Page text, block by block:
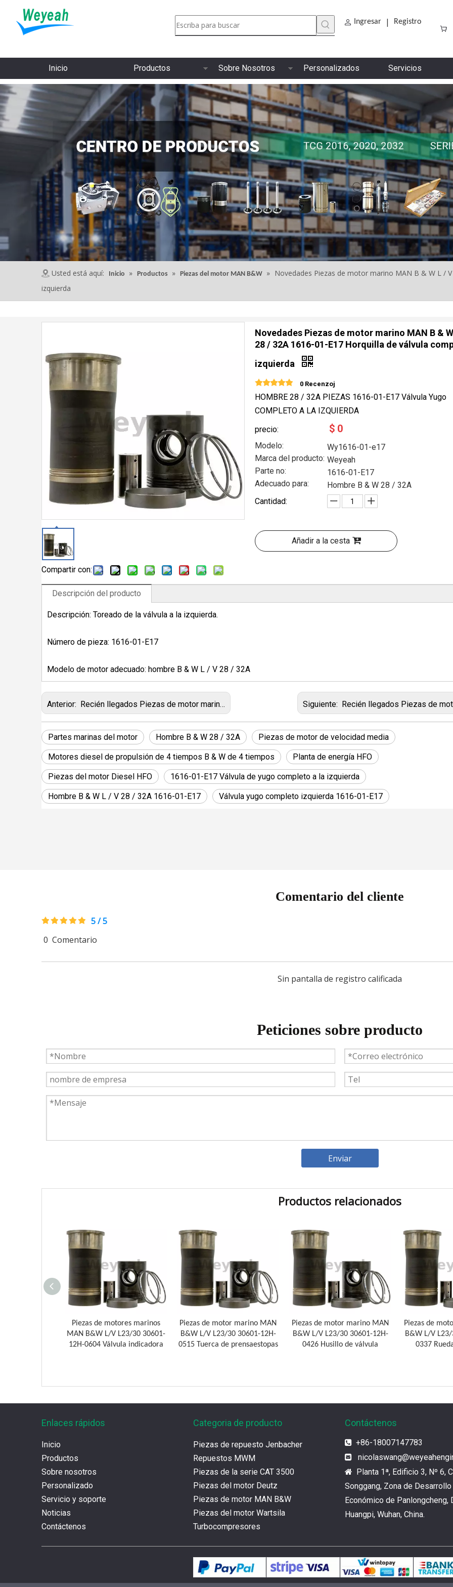
Ingresar | Registro
Inicio Productos Sobre Nosotros Personalizados Servicios
Usted está aquí: Inicio » Productos » Piezas del motor MAN B&W » Novedades Piezas de motor marino MAN B & W L /
izquierda
Compartir con:
Novedades Piezas de motor marino MAN B &
28 / 32A 1616-01-E17 Horquilla de válvula
izquierda
0 Recenzoj
HOMBRE 28 / 32A PIEZAS 1616-01-E17 Válvula Yugo
COMPLETO A LA IZQUIERDA
precio:
$ 0
Modelo:
Wy1616-01-e17
Marca del producto: Weyeah
Parte no:
1616-01-E17
Adecuado para:
Hombre B & W 28 / 32A
Cantidad:
Añadir a la cesta
Descripción del producto
Descripción: Toreado de la válvula a la izquierda.
Número de pieza: 1616-01-E17
Modelo de motor adecuado: hombre B & W L / V 28 / 32A
Anterior: Recién llegados Piezas de motor marino MAN B & W L / V 28 / 32A 1616-03-D0 CUBIERTA DE CILINDRO CON VÁLVULA Siguiente: Recién llegados Piezas de motor marino MAN B & W L / V 28 / 32A 1616-01-E1 Salida de
Partes marinas del motor Hombre B & W 28 / 32A Piezas de motor de velocidad media
Motores diesel de propulsión de 4 tiempos B & W de 4 tiempos Planta de energía HFO
Piezas del motor Diesel HFO 1616-01-E17 Válvula de yugo completo a la izquierda
Hombre B & W L / V 28 / 32A 1616-01-E17 Válvula yugo completo izquierda 1616-01-E17
Comentario del cliente
5 / 5
0 Comentario
Sin pantalla de registro calificada
Peticiones sobre producto
Enviar
Productos relacionados
Piezas de motores marinos
MAN B&W L/V L23/30 30601-
12H-0604 Válvula indicadora
Piezas de motor marino MAN
B&W L/V L23/30 30601-12H-
0515 Tuerca de prensaestopas
Piezas de motor marino MAN
B&W L/V L23/30 30601-12H-
0426 Husillo de válvula
Piezas de
B&W L/V
0337
Enlaces rápidos
Inicio
Productos
Sobre nosotros
Personalizado
Servicio y soporte
Noticias
Contáctenos
Categoria de producto
Piezas de repuesto Jenbacher
Repuestos MWM
Piezas de la serie CAT 3500
Piezas del motor Deutz
Piezas de motor MAN B&W
Piezas del motor Wartsila
Turbocompresores
Contáctenos
 +86-18007147783
 nicolaswang
 Planta 1ª, Edificio 3, Nº 6,
Songgang, Zona de Desarrollo
Económico de Panlongcheng,
Huangpi, Wuhan, China.